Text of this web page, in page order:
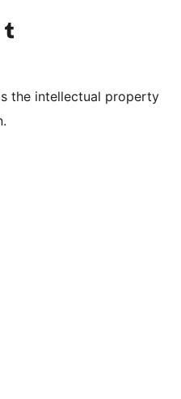
besuchen
Kanal besuchen
Unser Tumblr-Konto besuchen
the intellectual property